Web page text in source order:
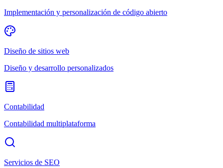
Implementación y personalización de código abierto
Diseño de sitios web
Diseño y desarrollo personalizados
Contabilidad
Contabilidad multiplataforma
Servicios de SEO